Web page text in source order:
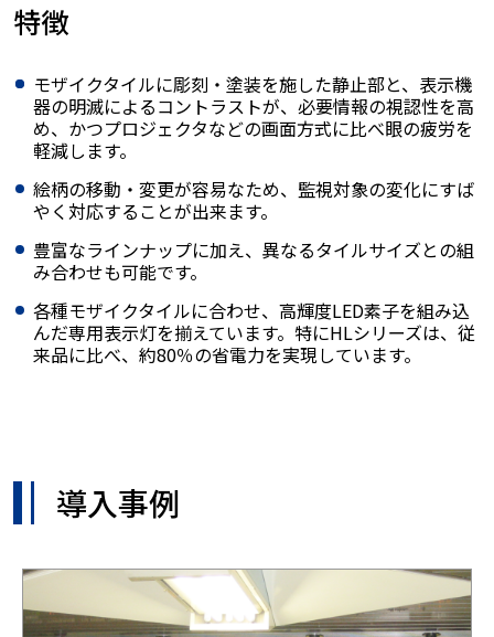
特徴
モザイクタイルに彫刻・塗装を施した静止部と、表示機
器の明滅によるコントラストが、必要情報の視認性を高
め、かつプロジェクタなどの画面方式に比べ眼の疲労を
軽減します。
絵柄の移動・変更が容易なため、監視対象の変化にすば
やく対応することが出来ます。
豊富なラインナップに加え、異なるタイルサイズとの組
み合わせも可能です。
各種モザイクタイルに合わせ、高輝度LED素子を組み込
んだ専用表示灯を揃えています。特にHLシリーズは、従
来品に比べ、約80％の省電力を実現しています。
導入事例